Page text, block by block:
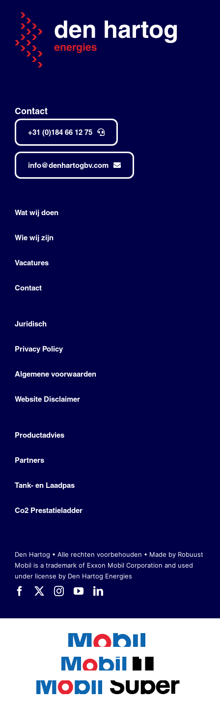
Contact
+31 (0)184 66 12 75
info@denhartogbv.com
Wat wij doen
Wie wij zijn
Vacatures
Contact
Juridisch
Privacy Policy
Algemene voorwaarden
Website Disclaimer
Productadvies
Partners
Tank- en Laadpas
Co2 Prestatieladder
Den Hartog • Alle rechten voorbehouden • Made by Robuust
Mobil is a trademark of Exxon Mobil Corporation and used
under license by Den Hartog Energies